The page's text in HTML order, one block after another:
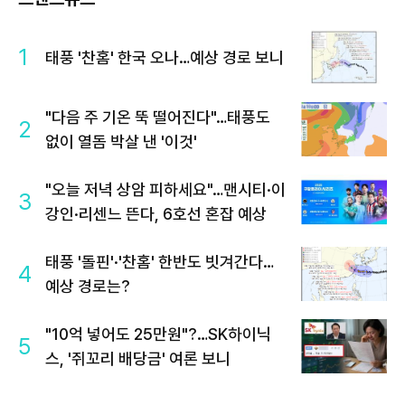
1 태풍 '찬홈' 한국 오나…예상 경로 보니
2
"다음 주 기온 뚝 떨어진다"…태풍도
없이 열돔 박살 낸 '이것'
3
"오늘 저녁 상암 피하세요"…맨시티·이
강인·리센느 뜬다, 6호선 혼잡 예상
4
태풍 '돌핀'·'찬홈' 한반도 빗겨간다…
예상 경로는?
5
"10억 넣어도 25만원"?…SK하이닉
스, '쥐꼬리 배당금' 여론 보니